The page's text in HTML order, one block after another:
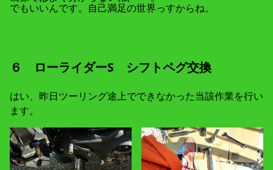
でもいいんです。自己満足の世界っすからね。
６ ローライダーS シフトペグ交換
はい、昨日ツーリング途上でできなかった当該作業を行い
ます。